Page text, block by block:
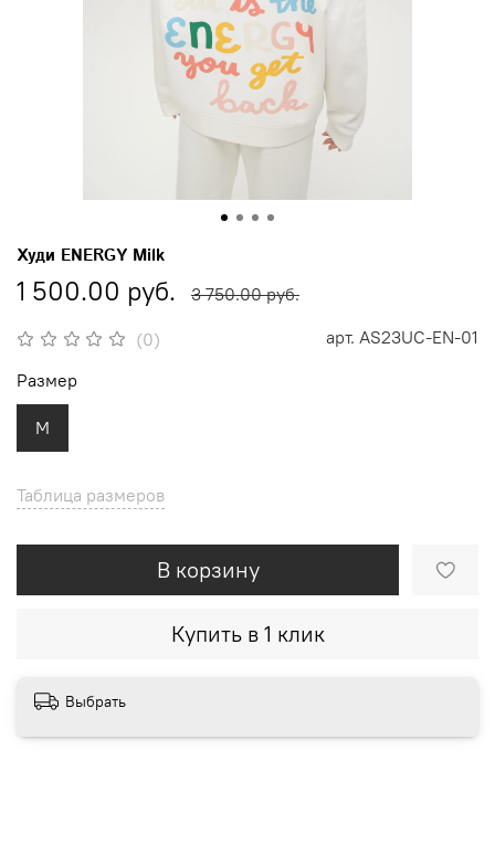
(0) арт. AS23UC-EN-01
Худи ENERGY Milk
1 500.00 руб. 3 750.00 руб.
Таблица размеров
В корзину
Купить в 1 клик
Размер
M
Выбрать